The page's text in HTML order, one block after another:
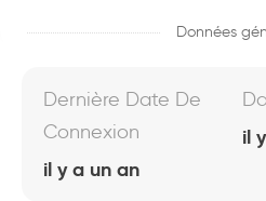
Données
Dernière Date De
Connexion
il y a un an
il